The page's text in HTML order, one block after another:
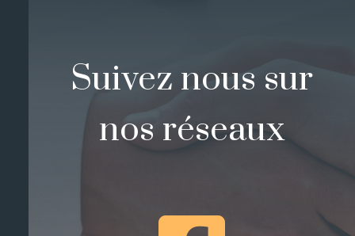
Suivez nous sur
nos réseaux